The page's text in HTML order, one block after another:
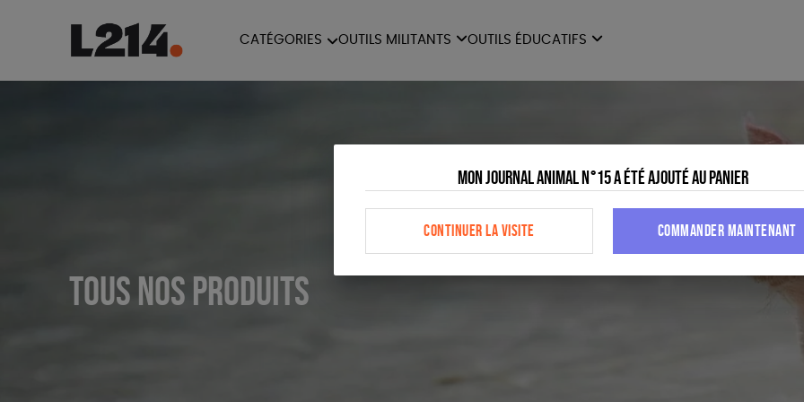
CATÉGORIES OUTILS MILITANTS
L214 MAG
OUTILS ÉDUCATIFS
MON JOURNAL ANIMAL
AUTRES OUTILS
Tous nos produits
Mon journal animal n°15 a été ajouté au panier
CONTINUER LA VISITE COMMANDER MAINTENANT